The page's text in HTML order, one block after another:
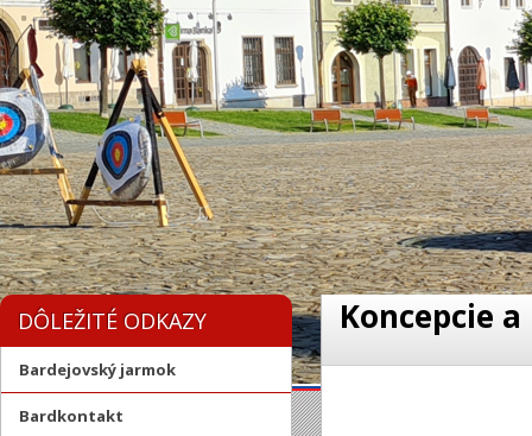
DÔLEŽITÉ ODKAZY
Bardejovský jarmok
Bardkontakt
Koncepcie a